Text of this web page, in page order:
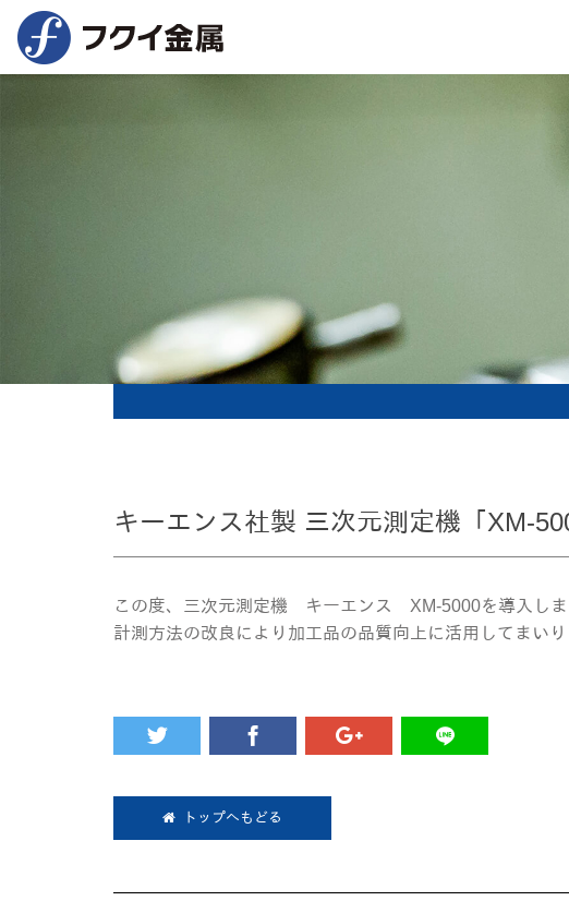
キーエンス社製 三次元測定機「XM-
この度、三次元測定機 キーエンス XM-5000を導入しま
計測方法の改良により加工品の品質向上に活用してまいり
トップへもどる